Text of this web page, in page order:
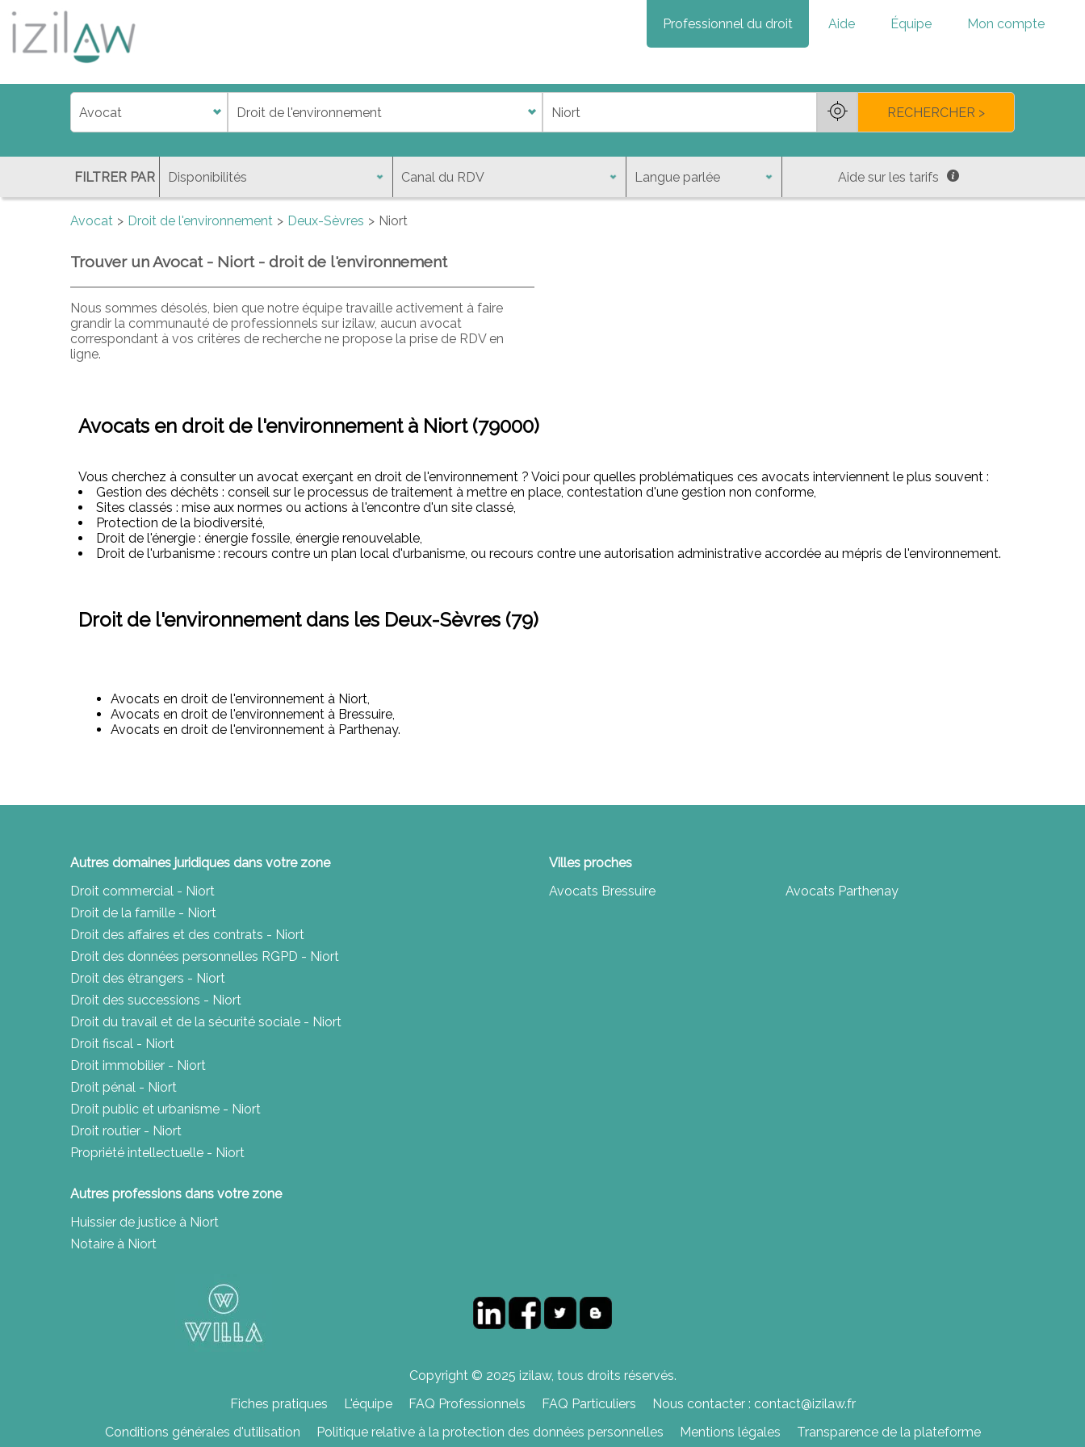
Professionnel du droit Aide Équipe Mon compte
jdadi
fl
RECHERCHER >
FILTRER PAR Aide sur les tarifs
Avocat Droit de l'environnement Deux-Sèvres Niort
Trouver un Avocat - Niort - droit de l'environnement
Nous sommes désolés, bien que notre équipe travaille activement à faire
grandir la communauté de professionnels sur izilaw, aucun avocat
correspondant à vos critères de recherche ne propose la prise de RDV en
ligne.
Avocats en droit de l'environnement à Niort (79000)
Vous cherchez à consulter un avocat exerçant en droit de l'environnement ? Voici pour quelles problématiques ces avocats interviennent le plus souvent :
Gestion des déchêts : conseil sur le processus de traitement à mettre en place, contestation d'une gestion non conforme,
Sites classés : mise aux normes ou actions à l'encontre d'un site classé,
Protection de la biodiversité,
Droit de l'énergie : énergie fossile, énergie renouvelable,
Droit de l'urbanisme : recours contre un plan local d'urbanisme, ou recours contre une autorisation administrative accordée au mépris de l'environnement.
Droit de l'environnement dans les Deux-Sèvres (79)
Avocats en droit de l'environnement à Niort,
Avocats en droit de l'environnement à Bressuire,
Avocats en droit de l'environnement à Parthenay.
Autres domaines juridiques dans votre zone
Droit commercial - Niort
Droit de la famille - Niort
Droit des affaires et des contrats - Niort
Droit des données personnelles RGPD - Niort
Droit des étrangers - Niort
Droit des successions - Niort
Droit du travail et de la sécurité sociale - Niort
Droit fiscal - Niort
Droit immobilier - Niort
Droit pénal - Niort
Droit public et urbanisme - Niort
Droit routier - Niort
Propriété intellectuelle - Niort
Autres professions dans votre zone
Huissier de justice à Niort
Notaire à Niort
Villes proches
Avocats Bressuire
Avocats Parthenay
Copyright © 2025 izilaw, tous droits réservés.
Fiches pratiques
L'équipe FAQ Professionnels FAQ Particuliers
Nous contacter : contact@izilaw.fr
Conditions générales d'utilisation
Politique relative à la protection des données personnelles Mentions légales Transparence de la plateforme